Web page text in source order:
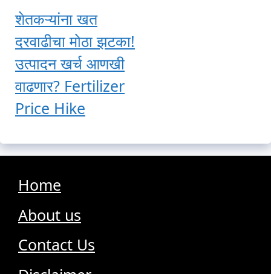
शेतकऱ्यांना खत
दरवाढीचा मोठा झटका!
उत्पादन खर्च आणखी
वाढणार? Fertilizer
Price Hike
Home
About us
Contact Us